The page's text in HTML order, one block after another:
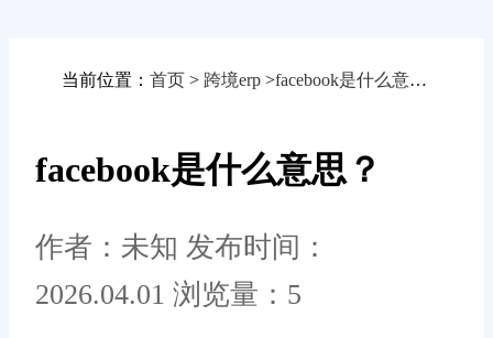
当前位置： 首页 > 跨境erp >facebook是什么意思？
facebook是什么意思？
作者：未知 发布时间：
2026.04.01 浏览量：5